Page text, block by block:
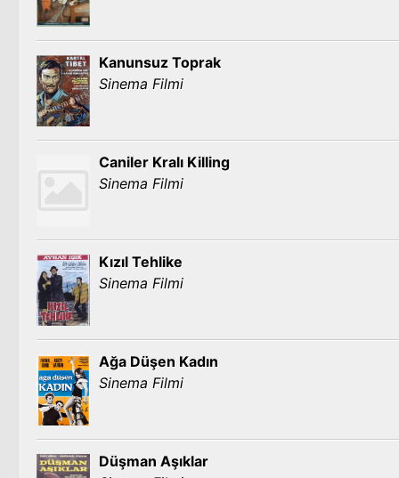
Kanunsuz Toprak
Sinema Filmi
Caniler Kralı Killing
Sinema Filmi
Kızıl Tehlike
Sinema Filmi
Ağa Düşen Kadın
Sinema Filmi
Düşman Aşıklar